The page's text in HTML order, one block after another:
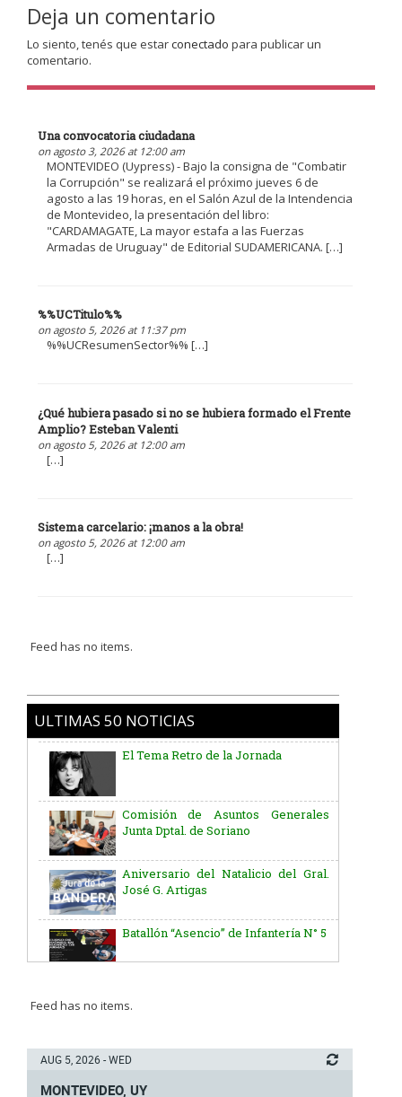
Deja un comentario
Lo siento, tenés que estarconectado para publicar un
comentario.
Una convocatoria ciudadana
on agosto 3, 2026 at 12:00 am
MONTEVIDEO (Uypress) - Bajo la consigna de "Combatir
la Corrupción" se realizará el próximo jueves 6 de
agosto a las 19 horas, en el Salón Azul de la Intendencia
de Montevideo, la presentación del libro:
"CARDAMAGATE, La mayor estafa a las Fuerzas
Armadas de Uruguay" de Editorial SUDAMERICANA. […]
%%UCTitulo%%
on agosto 5, 2026 at 11:37 pm
%%UCResumenSector%% […]
¿Qué hubiera pasado si no se hubiera formado el Frente
Amplio? Esteban Valenti
on agosto 5, 2026 at 12:00 am
[…]
Sistema carcelario: ¡manos a la obra!
on agosto 5, 2026 at 12:00 am
[…]
Feed has no items.
ULTIMAS 50 NOTICIAS
El Tema Retro de la Jornada
Comisión de Asuntos Generales
Junta Dptal. de Soriano
Aniversario del Natalicio del Gral.
José G. Artigas
Batallón “Asencio” de Infantería N° 5
5ª y 6ª fecha de los campeonatos
nacionales de AUVO
Feed has no items.
AUG 5, 2026 - WED
MONTEVIDEO, UY